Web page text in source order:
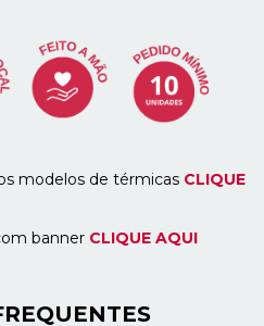
modelos de térmicas CLIQUE
banner CLIQUE AQUI